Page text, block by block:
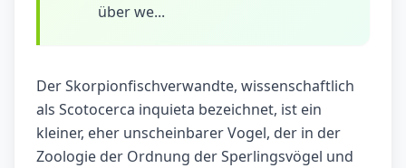
über we...
Der Skorpionfischverwandte, wissenschaftlich
als Scotocerca inquieta bezeichnet, ist ein
kleiner, eher unscheinbarer Vogel, der in der
Zoologie der Ordnung der Sperlingsvögel und